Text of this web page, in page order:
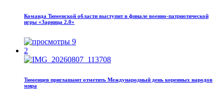
Команда Тюменской области выступит в финале военно-патриотической
игры «Зарница 2.0»
9
2
Тюменцев приглашают отметить Международный день коренных народов
мира